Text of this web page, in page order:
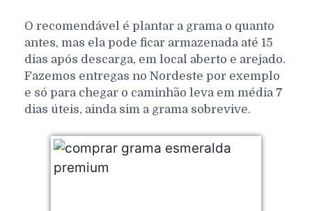
O recomendável é plantar a grama o quanto
antes, mas ela pode ficar armazenada até 15
dias após descarga, em local aberto e arejado.
Fazemos entregas no Nordeste por exemplo
e só para chegar o caminhão leva em média 7
dias úteis, ainda sim a grama sobrevive.